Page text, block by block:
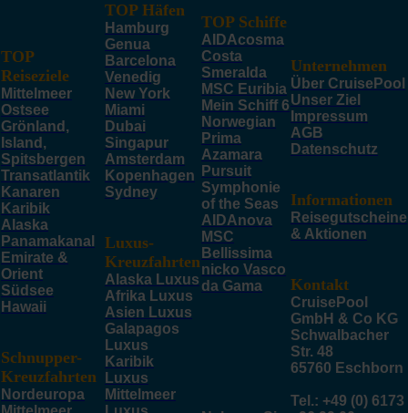
TOP
Reiseziele
Mittelmeer
Ostsee
Grönland,
Island,
Spitsbergen
Transatlantik
Kanaren
Karibik
Alaska
Panamakanal
Emirate &
Orient
Südsee
Hawaii
Schnupper-
Kreuzfahrten
Nordeuropa
TOP Häfen
Hamburg
Genua
Barcelona
Venedig
New York
Miami
Dubai
Singapur
Amsterdam
Kopenhagen
Sydney
Luxus-
Kreuzfahrten
Alaska Luxus
Afrika Luxus
Asien Luxus
Galapagos
Luxus
Karibik
Luxus
Mittelmeer
TOP Schiffe
AIDAcosma
Costa
Smeralda
MSC Euribia
Mein Schiff 6
Norwegian
Prima
Azamara
Pursuit
Symphonie
of the Seas
AIDAnova
MSC
Bellissima
nicko Vasco
da Gama
Unternehmen
Über CruisePool
Unser Ziel
Impressum
AGB
Datenschutz
Informationen
Reisegutscheine
& Aktionen
Kontakt
CruisePool
GmbH & Co KG
Schwalbacher
Str. 48
65760 Eschborn
Tel.: +49 (0) 6173